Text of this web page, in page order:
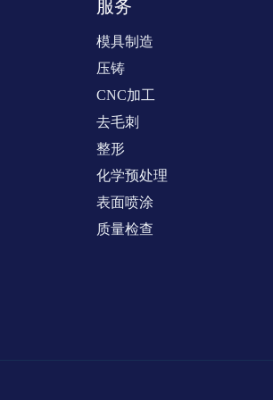
服务
模具制造
压铸
CNC加工
去毛刺
整形
化学预处理
表面喷涂
质量检查